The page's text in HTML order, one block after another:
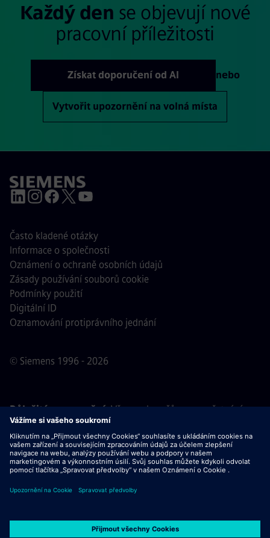
Každý den se objevují nové
pracovní příležitosti
Získat doporučení od AI nebo
Vytvořit upozornění na volná místa
© Siemens 1996 - 2026
Často kladené otázky
Informace o společnosti
Oznámení o ochraně osobních údajů
Zásady používání souborů cookie
Podmínky použití
Digitální ID
Oznamování protiprávního jednání
Důležité upozornění:Všem uchazečům o zaměstnání,
kteří se k nám chtějí připojit, oznamujeme, že společnost
Siemens nepožaduje žádné poplatky před, během ani po
výběrovém řízení. Nepožadujeme ani bankovní údaje, ani
osobní finanční informace výměnou za záruku zaměstnání.
mailech, které se vydávají za komunikaci od náboráře
jedná o kontakt související s výběrovým řízením, jehož se